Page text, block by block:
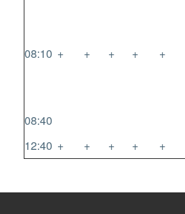
08:10 + + + + +
08:40
12:40 + + + + +